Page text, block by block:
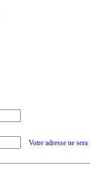
Votre adresse ne